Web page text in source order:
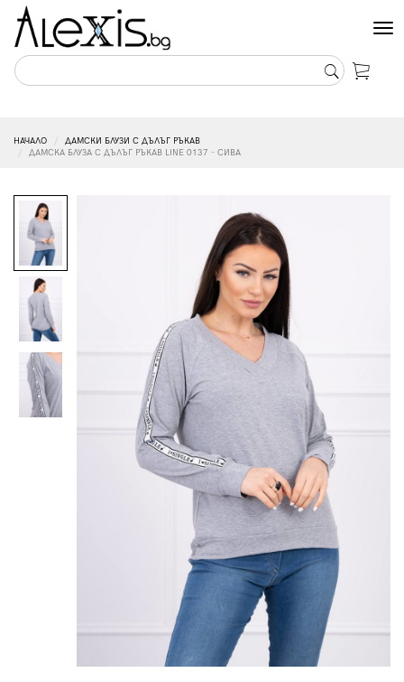
НАЧАЛО
ДАМСКИ БЛУЗИ С ДЪЛЪГ РЪКАВ
ДАМСКА БЛУЗА С ДЪЛЪГ РЪКАВ LINE 0137 - СИВА